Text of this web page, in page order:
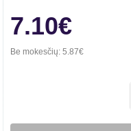
7.10€
Be mokesčių: 5.87€